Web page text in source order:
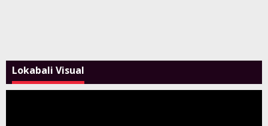
Lokabali Visual